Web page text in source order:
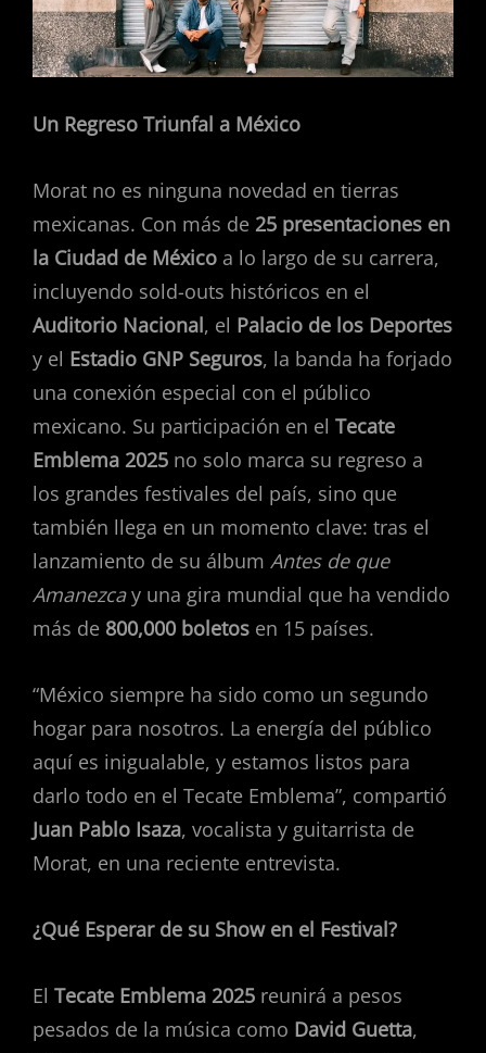
Un Regreso Triunfal a México
Morat no es ninguna novedad en tierras
mexicanas. Con más de 25 presentaciones en
la Ciudad de México a lo largo de su carrera,
incluyendo sold-outs históricos en el
Auditorio Nacional, el Palacio de los Deportes
y el Estadio GNP Seguros, la banda ha forjado
una conexión especial con el público
mexicano. Su participación en el Tecate
Emblema 2025 no solo marca su regreso a
los grandes festivales del país, sino que
también llega en un momento clave: tras el
lanzamiento de su álbum Antes de que
Amanezcay una gira mundial que ha vendido
más de 800,000 boletos en 15 países.
“México siempre ha sido como un segundo
hogar para nosotros. La energía del público
aquí es inigualable, y estamos listos para
darlo todo en el Tecate Emblema”, compartió
Juan Pablo Isaza, vocalista y guitarrista de
Morat, en una reciente entrevista.
¿Qué Esperar de su Show en el Festival?
El Tecate Emblema 2025 reunirá a pesos
pesados de la música como David Guetta,